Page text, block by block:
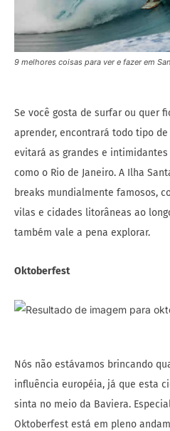
9 melhores coisas para ver e fazer em
Se você gosta de surfar ou quer
aprender, encontrará todo tipo
evitará as grandes e
como o Rio de Janeiro. A Ilha
breaks mundialmente famosos,
vilas e cidades litorâneas ao
também vale a pena explorar.
Oktoberfest
Nós não estávamos brincando
influência européia, já que esta
sinta no meio da Baviera.
Oktoberfest está em pleno